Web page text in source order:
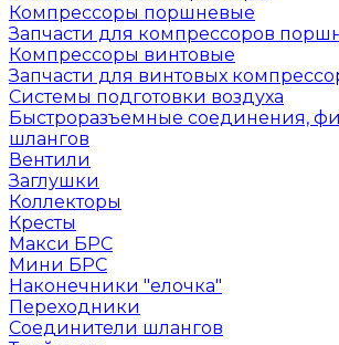
Компрессоры поршневые
Запчасти для компрессоров
Компрессоры винтовые
Запчасти для винтовых
Системы подготовки воздуха
Быстроразъемные соединения,
шлангов
Вентили
Заглушки
Коллекторы
Кресты
Макси БРС
Мини БРС
Наконечники "елочка"
Переходники
Соединители шлангов